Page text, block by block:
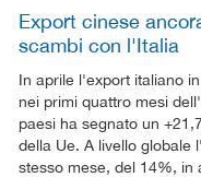
Export cinese
scambi con l'Italia
In aprile l'export italiano
nei primi quattro mesi
paesi ha segnato un
della Ue. A livello globale
stesso mese, del 14%, in